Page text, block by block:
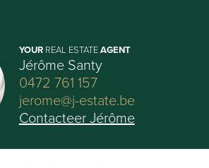
YOUR REAL ESTATEAGENT
Jérôme Santy
0472 761 157
jerome@j-estate.be
Contacteer Jérôme